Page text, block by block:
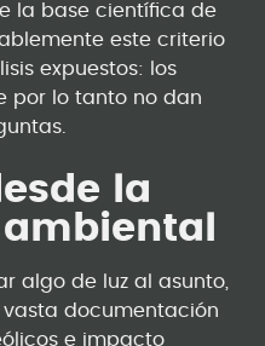
la base científica de
este criterio
expuestos: los
por lo tanto no dan
la
algo de luz al asunto,
documentación
e impacto